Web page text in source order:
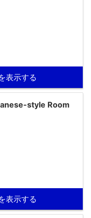
表示する
style Room
表示する